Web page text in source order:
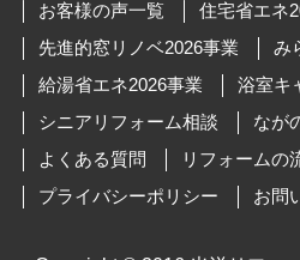
お客様の声一覧
住宅省エネ
先進的窓リノベ2026事業
み
給湯省エネ2026事業
浴室キ
シニアリフォーム相談
なが
よくある質問
リフォームの
プライバシーポリシー
お問